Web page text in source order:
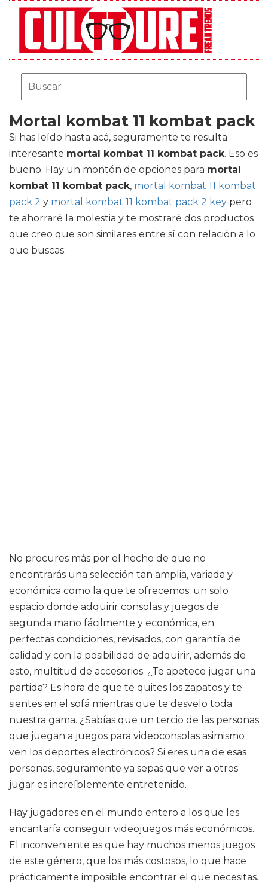
Mortal kombat 11 kombat pack
Si has leído hasta acá, seguramente te resulta
interesante mortal kombat 11 kombat pack. Eso es
bueno. Hay un montón de opciones para mortal
kombat 11 kombat pack, mortal kombat 11 kombat
pack 2 y mortal kombat 11 kombat pack 2 key pero
te ahorraré la molestia y te mostraré dos productos
que creo que son similares entre sí con relación a lo
que buscas.
No procures más por el hecho de que no
encontrarás una selección tan amplia, variada y
económica como la que te ofrecemos: un solo
espacio donde adquirir consolas y juegos de
segunda mano fácilmente y económica, en
perfectas condiciones, revisados, con garantía de
calidad y con la posibilidad de adquirir, además de
esto, multitud de accesorios. ¿Te apetece jugar una
partida? Es hora de que te quites los zapatos y te
sientes en el sofá mientras que te desvelo toda
nuestra gama. ¿Sabías que un tercio de las personas
que juegan a juegos para videoconsolas asimismo
ven los deportes electrónicos? Si eres una de esas
personas, seguramente ya sepas que ver a otros
jugar es increíblemente entretenido.
Hay jugadores en el mundo entero a los que les
encantaría conseguir videojuegos más económicos.
El inconveniente es que hay muchos menos juegos
de este género, que los más costosos, lo que hace
prácticamente imposible encontrar el que necesitas.